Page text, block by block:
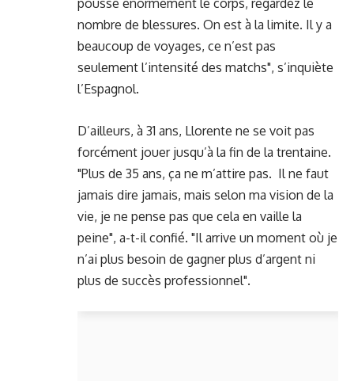
pousse énormément le corps, regardez le
nombre de blessures. On est à la limite. Il y a
beaucoup de voyages, ce n’est pas
seulement l’intensité des matchs", s’inquiète
l’Espagnol.
D’ailleurs, à 31 ans, Llorente ne se voit pas
forcément jouer jusqu’à la fin de la trentaine.
"Plus de 35 ans, ça ne m’attire pas. Il ne faut
jamais dire jamais, mais selon ma vision de la
vie, je ne pense pas que cela en vaille la
peine", a-t-il confié. "Il arrive un moment où je
n’ai plus besoin de gagner plus d’argent ni
plus de succès professionnel".